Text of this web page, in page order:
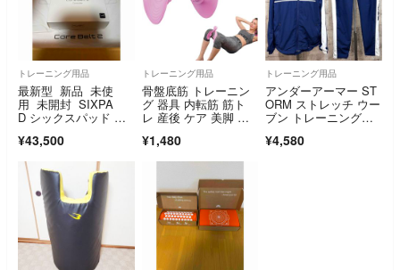
トレーニング用品
最新型 新品 未使
用 未開封 SIXPA
D シックスパッド コ
ズ ジェルシート不
要 corebelt2 正規品
¥43,500
トレーニング用品
骨盤底筋 トレーニン
グ 器具 内転筋 筋ト
レ 産後 ケア 美脚 ピ
¥1,480
トレーニング用品
アンダーアーマー ST
ORM ストレッチ ウー
ブン トレーニングス
プ L メンズ ウインド
¥4,580